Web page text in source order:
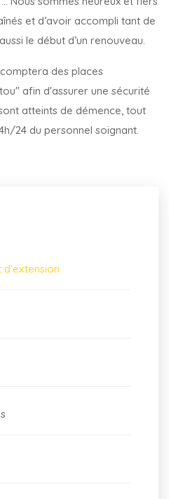
et d’avoir accompli tant de
le début d’un renouveau.
des places
afin d'assurer une sécurité
atteints de démence, tout
24 du personnel soignant.
d'extension